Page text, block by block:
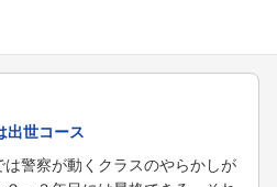
出世コース
警察が動くクラスのやらかしが